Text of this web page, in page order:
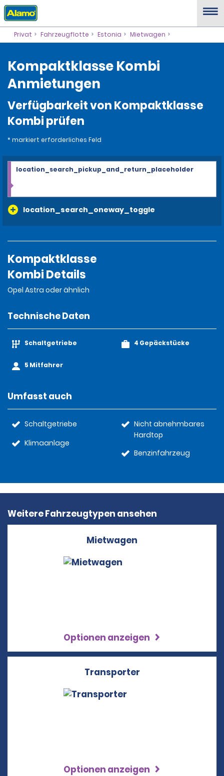
Privat Fahrzeugflotte Estonia Mietwagen
Kompaktklasse Kombi
Anmietungen
Verfügbarkeit von Kompaktklasse
Kombi prüfen
* markiert erforderliches Feld
location_search_oneway_toggle
location_search_pickup_and_return_placeholder
Kompaktklasse
Kombi Details
Opel Astra oder ähnlich
Technische Daten
Schaltgetriebe
5 Mitfahrer
4 Gepäckstücke
Umfasst auch
Schaltgetriebe
Klimaanlage
Nicht abnehmbares
Hardtop
Benzinfahrzeug
Weitere Fahrzeugtypen ansehen
Mietwagen
Optionen anzeigen
Transporter
Optionen anzeigen